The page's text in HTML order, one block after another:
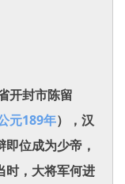
开封市陈留
元189年），汉
位成为少帝，
时，大将军何进